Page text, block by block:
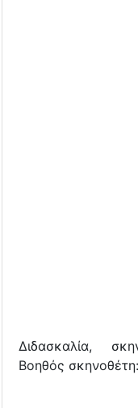
Διδασκαλία,
Βοηθός